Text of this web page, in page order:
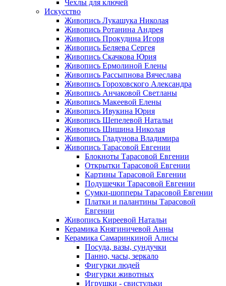
Чехлы для ключей
Искусство
Живопись Лукашука Николая
Живопись Ротанина Андрея
Живопись Прокудина Игоря
Живопись Беляева Сергея
Живопись Скачкова Юрия
Живопись Ермолиной Елены
Живопись Рассыпнова Вячеслава
Живопись Гороховского Александра
Живопись Анчаковой Светланы
Живопись Макеевой Елены
Живопись Ивукина Юрия
Живопись Шепелевой Натальи
Живопись Шишина Николая
Живопись Гладунова Владимира
Живопись Тарасовой Евгении
Блокноты Тарасовой Евгении
Открытки Тарасовой Евгении
Картины Тарасовой Евгении
Подушечки Тарасовой Евгении
Сумки-шопперы Тарасовой Евгении
Платки и палантины Тарасовой
Евгении
Живопись Киреевой Натальи
Керамика Княгиничевой Анны
Керамика Самаринкиной Алисы
Посуда, вазы, сундучки
Панно, часы, зеркало
Фигурки людей
Фигурки животных
Игрушки - свистульки